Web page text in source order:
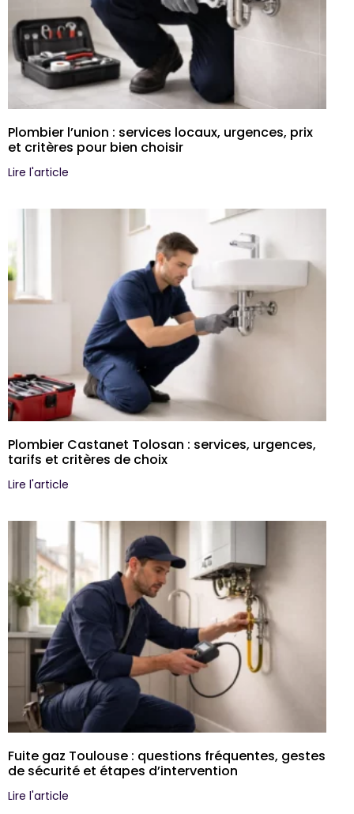
Plombier l’union : services locaux, urgences, prix
et critères pour bien choisir
Lire l'article
Plombier Castanet Tolosan : services, urgences,
tarifs et critères de choix
Lire l'article
Fuite gaz Toulouse : questions fréquentes, gestes
de sécurité et étapes d’intervention
Lire l'article